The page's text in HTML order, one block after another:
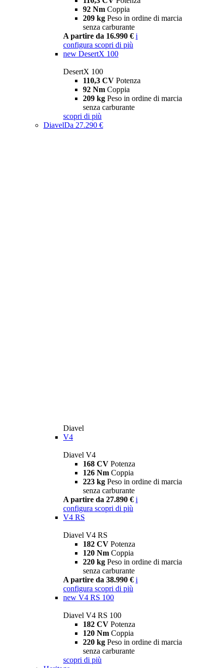
92 Nm Coppia
209 kg Peso in ordine di marcia
senza carburante
A partire da 16.990 € i
configura scopri di più
new DesertX 100
DesertX 100
110,3 CV Potenza
92 Nm Coppia
209 kg Peso in ordine di marcia
senza carburante
scopri di più
DiavelDa 27.290 €
Diavel
V4
Diavel V4
168 CV Potenza
126 Nm Coppia
223 kg Peso in ordine di marcia
senza carburante
A partire da 27.890 € i
configura scopri di più
V4 RS
Diavel V4 RS
182 CV Potenza
120 Nm Coppia
220 kg Peso in ordine di marcia
senza carburante
A partire da 38.990 € i
configura scopri di più
new V4 RS 100
Diavel V4 RS 100
182 CV Potenza
120 Nm Coppia
220 kg Peso in ordine di marcia
senza carburante
scopri di più